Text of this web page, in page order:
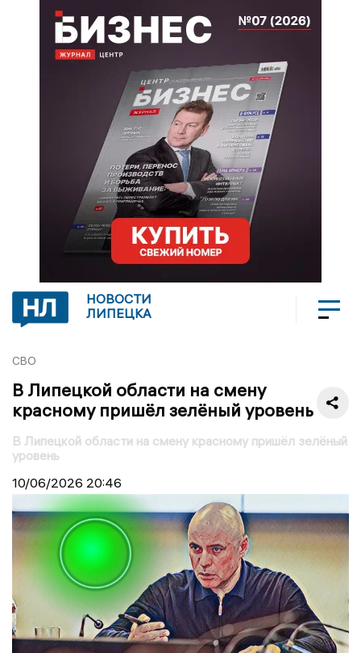
НОВОСТИ
ЛИПЕЦКА
СВО
В Липецкой области на смену
красному пришёл зелёный уровень
В Липецкой области на смену красному пришёл зелёный
уровень
10/06/2026 20:46